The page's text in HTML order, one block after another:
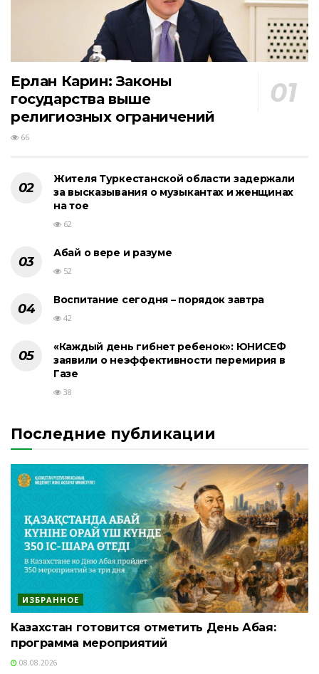
Ерлан Карин: Законы
государства выше
религиозных ограничений
66
Жителя Туркестанской области задержали
за высказывания о музыкантах и женщинах
на тое
62
Абай о вере и разуме
52
Воспитание сегодня – порядок завтра
42
«Каждый день гибнет ребенок»: ЮНИСЕФ
заявили о неэффективности перемирия в
Газе
38
Последние публикации
ИЗБРАННОЕ
Казахстан готовится отметить День Абая:
программа мероприятий
08.08.2026